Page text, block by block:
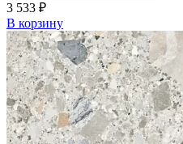
3 533 ₽
В корзину